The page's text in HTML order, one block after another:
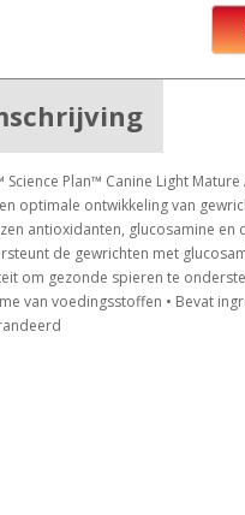
Science Plan™ Canine Light
optimale ontwikkeling van
antioxidanten, glucosamine
de gewrichten met
om gezonde spieren te
van voedingsstoffen • Bevat